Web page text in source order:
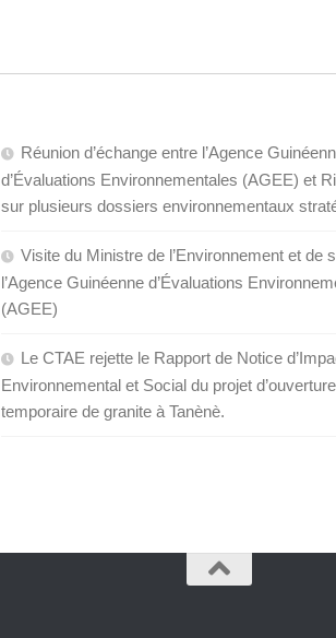
Réunion d’échange entre l’Agence
d’Évaluations Environnementales (AGEE) et
sur plusieurs dossiers environnementaux
Visite du Ministre de l’Environnement et de
l’Agence Guinéenne d’Évaluations
(AGEE)
Le CTAE rejette le Rapport de Notice
Environnemental et Social du projet
temporaire de granite à Tanènè.